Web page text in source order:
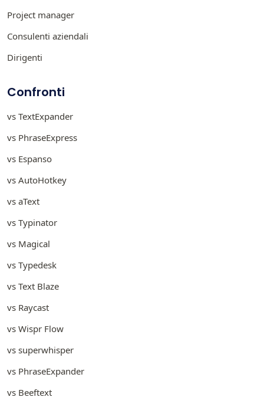
Project manager
Consulenti aziendali
Dirigenti
Confronti
vs TextExpander
vs PhraseExpress
vs Espanso
vs AutoHotkey
vs aText
vs Typinator
vs Magical
vs Typedesk
vs Text Blaze
vs Raycast
vs Wispr Flow
vs superwhisper
vs PhraseExpander
vs Beeftext